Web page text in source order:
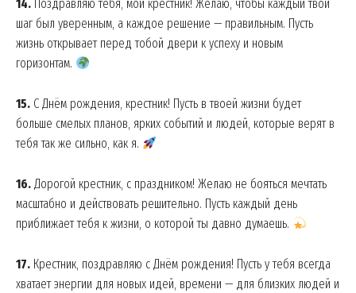
14. Поздравляю тебя, мой крестник! Желаю, чтобы каждый твой
шаг был уверенным, а каждое решение — правильным. Пусть
жизнь открывает перед тобой двери к успеху и новым
горизонтам.
15. С Днём рождения, крестник! Пусть в твоей жизни будет
больше смелых планов, ярких событий и людей, которые верят в
тебя так же сильно, как я.
16. Дорогой крестник, с праздником! Желаю не бояться мечтать
масштабно и действовать решительно. Пусть каждый день
приближает тебя к жизни, о которой ты давно думаешь.
17. Крестник, поздравляю с Днём рождения! Пусть у тебя всегда
хватает энергии для новых идей, времени — для близких людей и